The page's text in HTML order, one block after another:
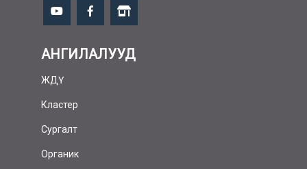
АНГИЛАЛУУД
ЖДҮ
Кластер
Сургалт
Органик